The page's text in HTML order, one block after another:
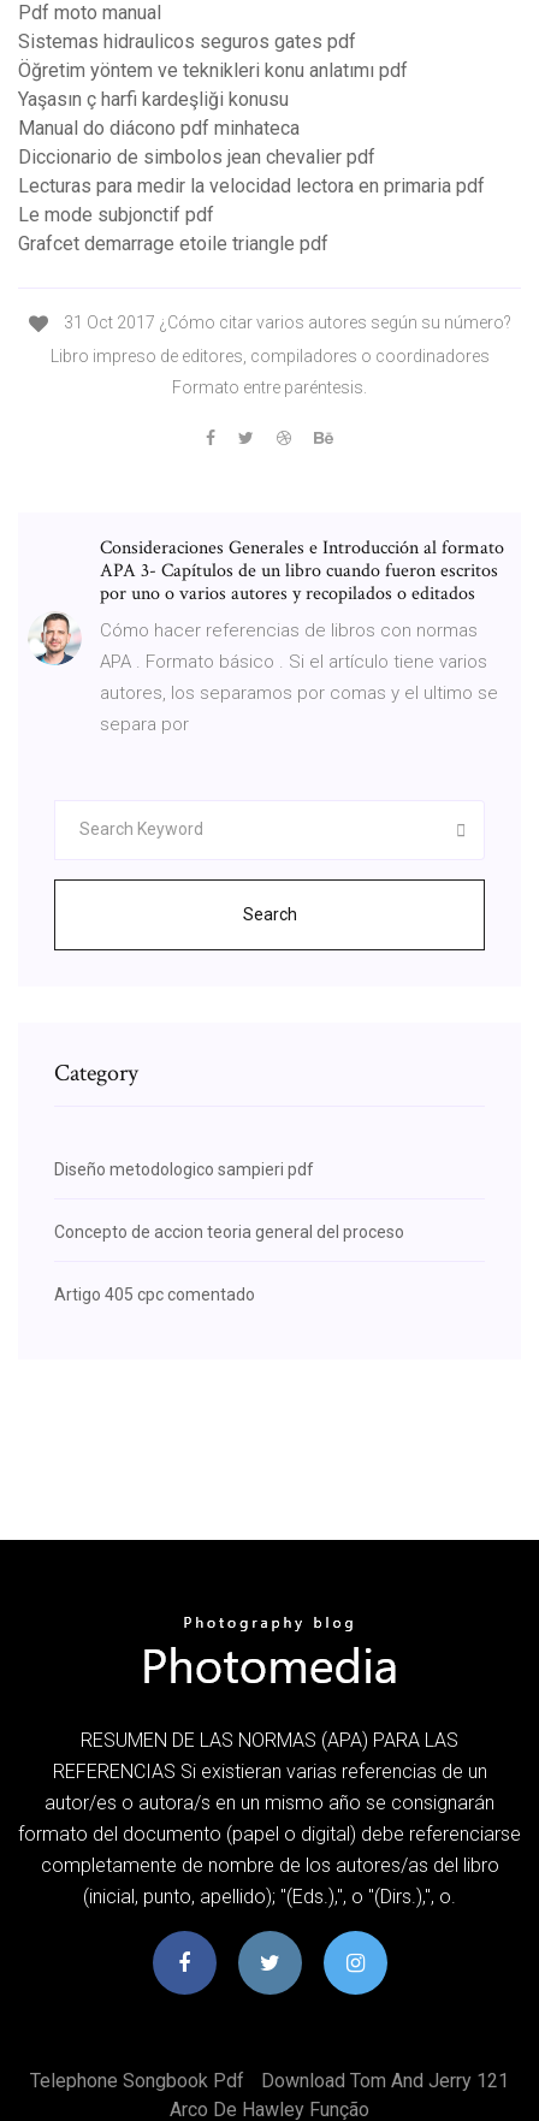
Pdf moto manual
Sistemas hidraulicos seguros gates pdf
Öğretim yöntem ve teknikleri konu anlatımı pdf
Yaşasın ç harfi kardeşliği konusu
Manual do diácono pdf minhateca
Diccionario de simbolos jean chevalier pdf
Lecturas para medir la velocidad lectora en primaria pdf
Le mode subjonctif pdf
Grafcet demarrage etoile triangle pdf
31 Oct 2017 ¿Cómo citar varios autores según su número?
Libro impreso de editores, compiladores o coordinadores
Formato entre paréntesis.
Consideraciones Generales e Introducción al formato
APA 3- Capítulos de un libro cuando fueron escritos
por uno o varios autores y recopilados o editados
Cómo hacer referencias de libros con normas
APA . Formato básico . Si el artículo tiene varios
autores, los separamos por comas y el ultimo se
separa por
Search
Category
Diseño metodologico sampieri pdf
Concepto de accion teoria general del proceso
Artigo 405 cpc comentado
RESUMEN DE LAS NORMAS (APA) PARA LAS
REFERENCIAS Si existieran varias referencias de un
autor/es o autora/s en un mismo año se consignarán
formato del documento (papel o digital) debe referenciarse
completamente de nombre de los autores/as del libro
(inicial, punto, apellido); "(Eds.),", o "(Dirs.),", o.
Telephone Songbook Pdf
Download Tom And Jerry 121
Arco De Hawley Função